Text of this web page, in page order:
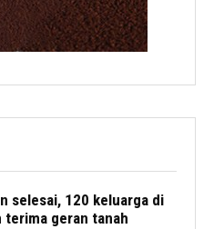
selesai, 120 keluarga di
terima geran tanah